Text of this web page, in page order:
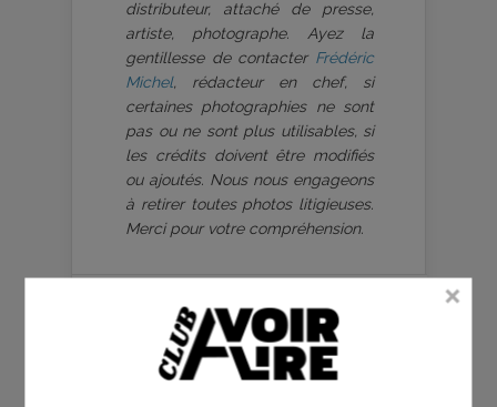
distributeur, attaché de presse,
artiste, photographe. Ayez la
gentillesse de contacter Frédéric
Michel, rédacteur en chef, si
certaines photographies ne sont
pas ou ne sont plus utilisables, si
les crédits doivent être modifiés
ou ajoutés. Nous nous engageons
à retirer toutes photos litigieuses.
Merci pour votre compréhension.
WES CRAVEN